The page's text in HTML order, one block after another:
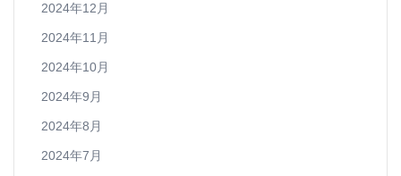
2024年12月
2024年11月
2024年10月
2024年9月
2024年8月
2024年7月